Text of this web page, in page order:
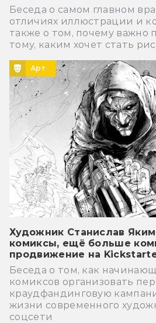
Беседа о самом главном
отличиях иллюстрации и
также о том, почему важно
тому, каким хочет стать
Арт
Художник Станислав
комиксы, ещё больше
продвижение на
Беседа о том, как
комиксов организовать
краудфандинговую
жизни современного
соцсети